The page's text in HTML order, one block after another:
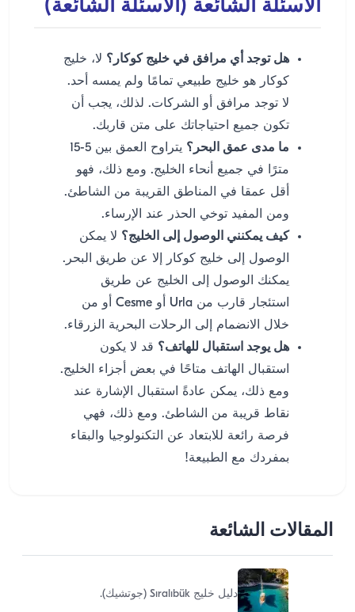
الأسئلة الشائعة (الأسئلة الشائعة)
هل توجد أي مرافق في خليج كوكار؟ لا، خليج
كوكار هو خليج طبيعي تمامًا ولم يمسه أحد.
لا توجد مرافق أو الشركات. لذلك، يجب أن
تكون جميع احتياجاتك على متن قاربك.
ما مدى عمق البحر؟
يتراوح العمق بين 5-15
مترًا في جميع أنحاء الخليج. ومع ذلك، فهو
أقل عمقا في المناطق القريبة من الشاطئ.
ومن المفيد توخي الحذر عند الإرساء.
كيف يمكنني الوصول إلى الخليج؟ لا يمكن
الوصول إلى خليج كوكار إلا عن طريق البحر.
يمكنك الوصول إلى الخليج عن طريق
استئجار قارب من Urla أو Cesme أو من
خلال الانضمام إلى الرحلات البحرية الزرقاء.
هل يوجد استقبال للهاتف؟ قد لا يكون
استقبال الهاتف متاحًا في بعض أجزاء الخليج.
ومع ذلك، يمكن عادةً استقبال الإشارة عند
نقاط قريبة من الشاطئ. ومع ذلك، فهي
فرصة رائعة للابتعاد عن التكنولوجيا والبقاء
بمفردك مع الطبيعة!
المقالات الشائعة
دليل خليج Sıralıbük (جوتشيك).